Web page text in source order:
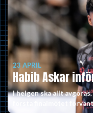
23 APRIL
Habib Askar
I helgen ska allt
första finalmötet